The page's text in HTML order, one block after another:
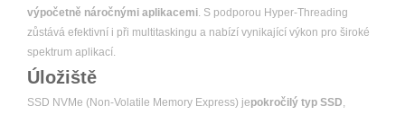
výpočetně náročnými aplikacemi. S podporou Hyper-Threading
zůstává efektivní i při multitaskingu a nabízí vynikající výkon pro široké
spektrum aplikací.
Úložiště
SSD NVMe (Non-Volatile Memory Express) jepokročilý typ SSD,